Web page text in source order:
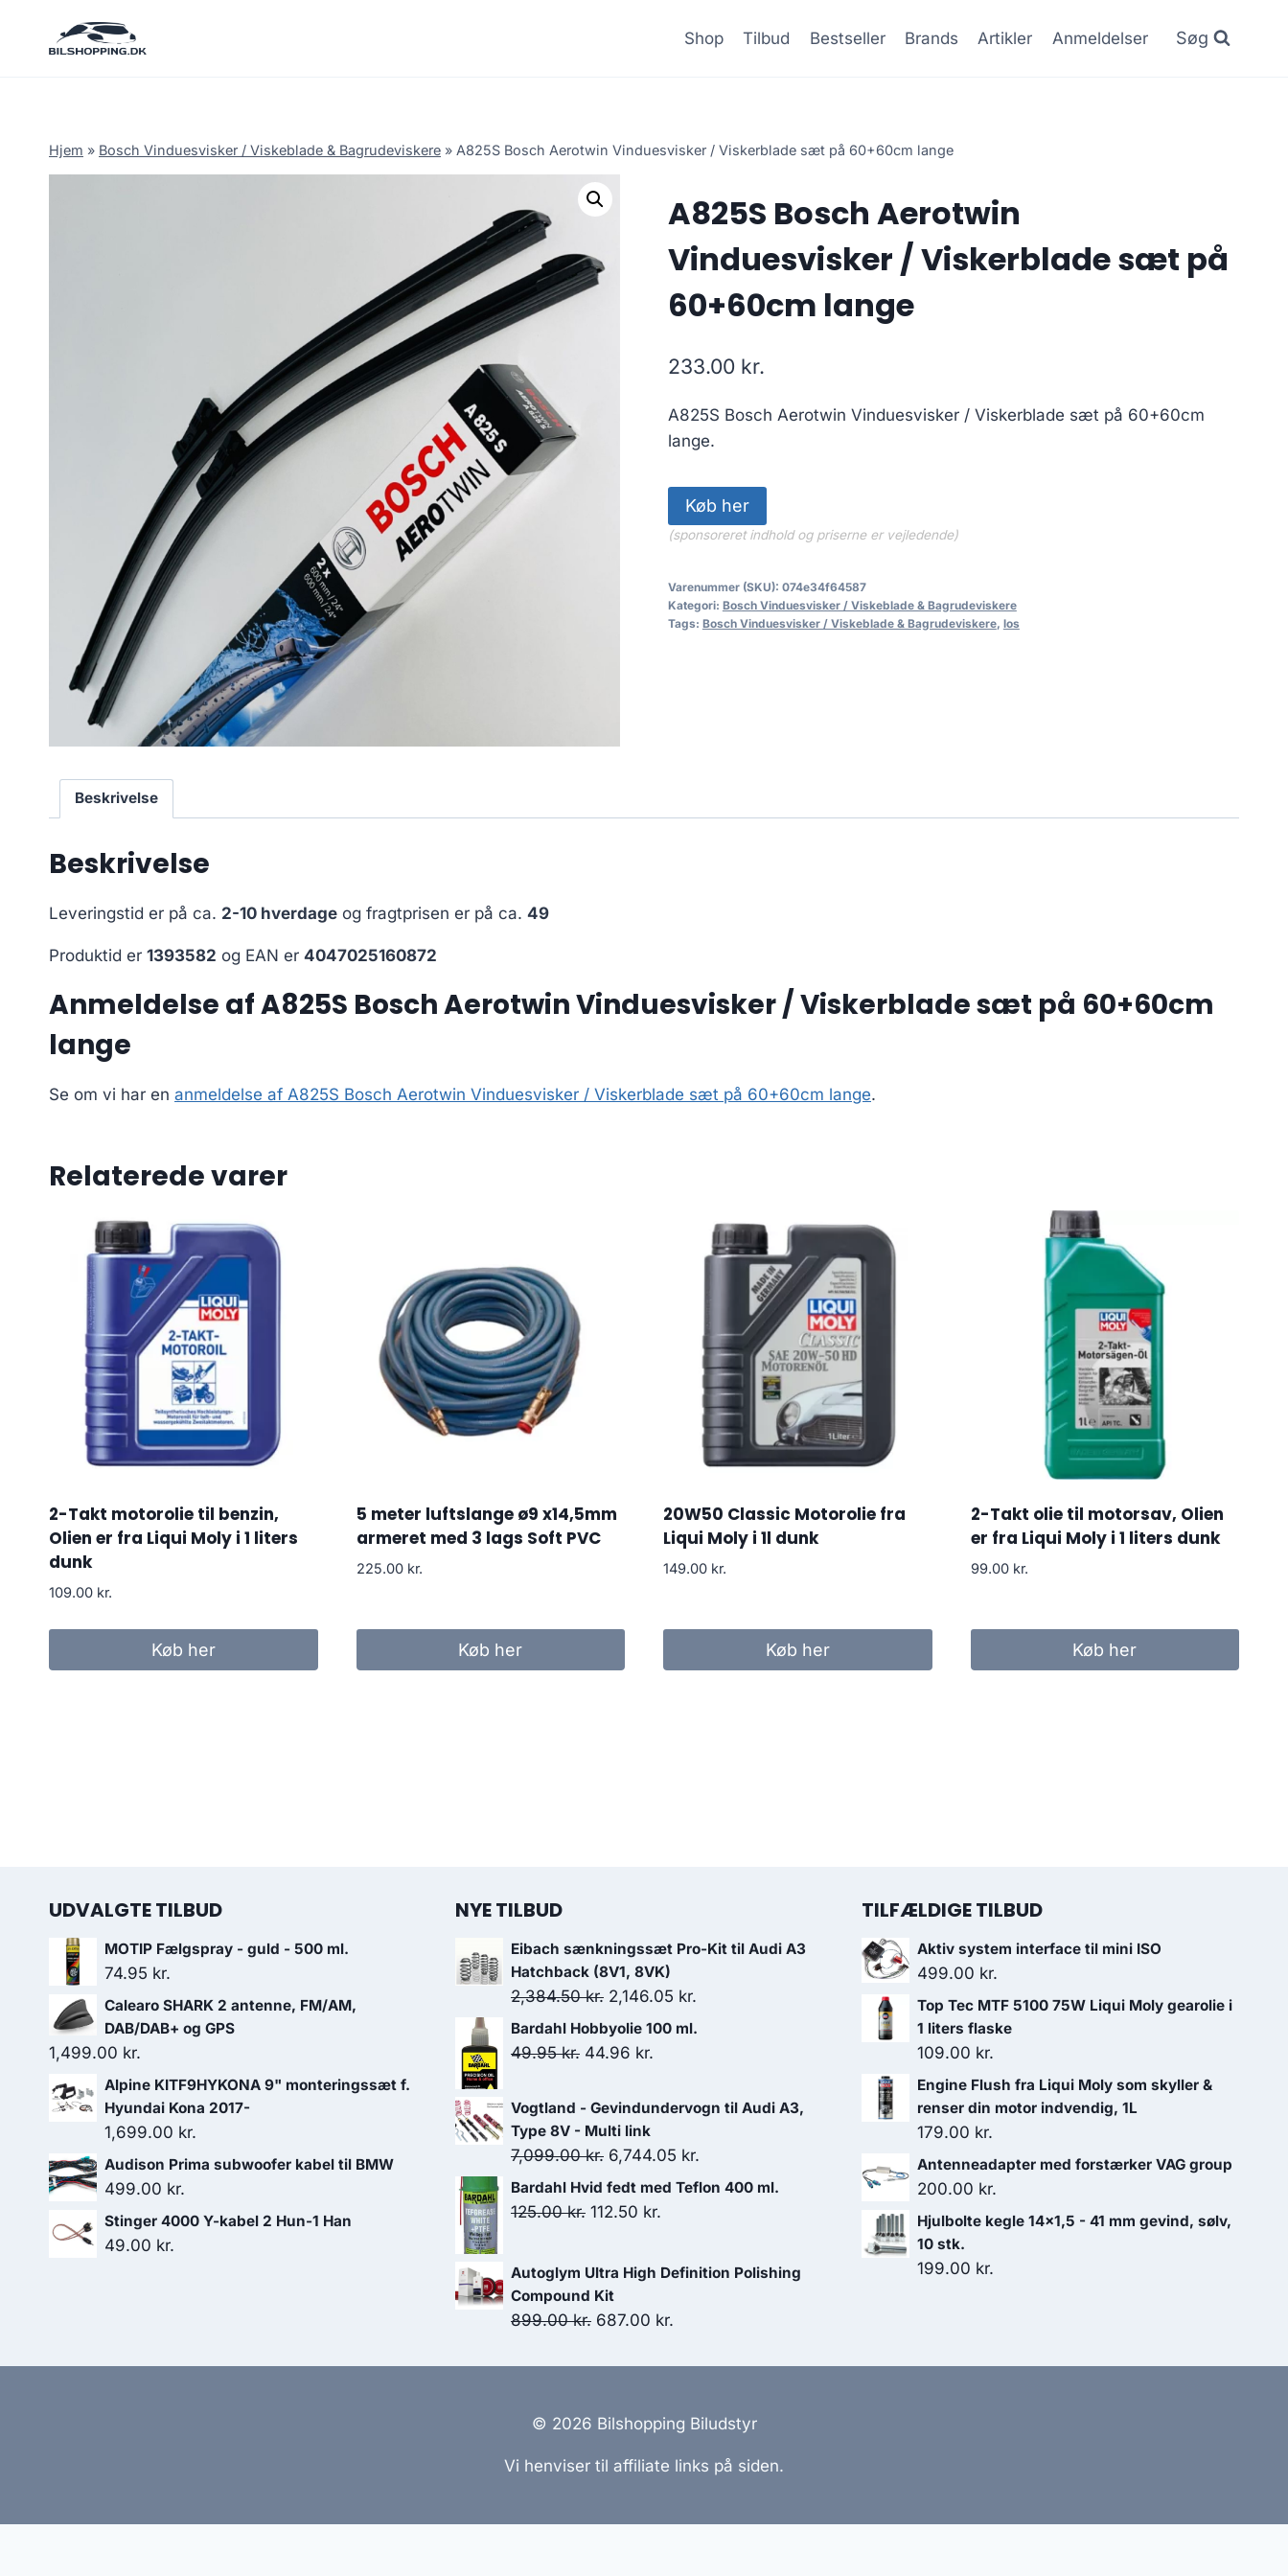
Shop Tilbud Bestseller Brands Artikler Anmeldelser Søg
Hjem » Bosch Vinduesvisker / Viskeblade & Bagrudeviskere » A825S Bosch Aerotwin Vinduesvisker / Viskerblade sæt på 60+60cm lange
A825S Bosch Aerotwin
Vinduesvisker / Viskerblade sæt på
60+60cm lange
233.00 kr.
A825S Bosch Aerotwin Vinduesvisker / Viskerblade sæt på 60+60cm
lange.
Køb her
(sponsoreret indhold og priserne er vejledende)
Varenummer (SKU): 074e34f64587
Kategori: Bosch Vinduesvisker / Viskeblade & Bagrudeviskere
Tags: Bosch Vinduesvisker / Viskeblade & Bagrudeviskere, los
Beskrivelse
Beskrivelse
Leveringstid er på ca. 2-10 hverdage og fragtprisen er på ca. 49
Produktid er 1393582 og EAN er 4047025160872
Anmeldelse af A825S Bosch Aerotwin Vinduesvisker / Viskerblade sæt på 60+60cm
lange
Se om vi har en anmeldelse af A825S Bosch Aerotwin Vinduesvisker / Viskerblade sæt på 60+60cm lange.
Relaterede varer
2-Takt motorolie til benzin,
Olien er fra Liqui Moly i 1 liters
dunk
109.00 kr.
Køb her
5 meter luftslange ø9 x14,5mm
armeret med 3 lags Soft PVC
225.00 kr.
Køb her
20W50 Classic Motorolie fra
Liqui Moly i 1l dunk
149.00 kr.
Køb her
2-Takt olie til motorsav, Olien
er fra Liqui Moly i 1 liters dunk
99.00 kr.
Køb her
UDVALGTE TILBUD
MOTIP Fælgspray - guld - 500 ml.
74.95 kr.
Calearo SHARK 2 antenne, FM/AM,
DAB/DAB+ og GPS
1,499.00 kr.
Alpine KITF9HYKONA 9" monteringssæt f.
Hyundai Kona 2017-
1,699.00 kr.
Audison Prima subwoofer kabel til BMW
499.00 kr.
Stinger 4000 Y-kabel 2 Hun-1 Han
49.00 kr.
NYE TILBUD
Eibach sænkningssæt Pro-Kit til Audi A3
Hatchback (8V1, 8VK)
2,384.50kr. Den
oprindelige
pris
2,384.50 kr..
2,146.05 kr.
2,146.05 kr..
Bardahl Hobbyolie 100 ml.
49.95kr. Den
pris
var:
49.95 kr..
44.96 kr.
pris
44.96 kr..
Vogtland - Gevindundervogn til Audi A3,
Type 8V - Multi link
7,099.00kr. Den
oprindelige
pris
6,744.05 kr.
aktuelle
Bardahl Hvid fedt med Teflon 400 ml.
125.00kr. Den
pris
var:
125.00 kr..
112.50 kr.
pris
112.50 kr..
Autoglym Ultra High Definition Polishing
Compound Kit
899.00kr. Den
pris
899.00 kr..
687.00 kr.
pris
687.00 kr..
TILFÆLDIGE TILBUD
Aktiv system interface til mini ISO
499.00 kr.
Top Tec MTF 5100 75W Liqui Moly gearolie i
1 liters flaske
109.00 kr.
Engine Flush fra Liqui Moly som skyller &
renser din motor indvendig, 1L
179.00 kr.
Antenneadapter med forstærker VAG group
200.00 kr.
Hjulbolte kegle 14x1,5 - 41 mm gevind, sølv,
10 stk.
199.00 kr.
© 2026 Bilshopping Biludstyr
Vi henviser til affiliate links på siden.